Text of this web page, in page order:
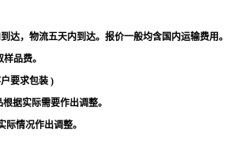
达，物流五天内到达。报价一般均含国内运输费用。
品费。
要求包装 )
根据实际需要作出调整。
情况作出调整。